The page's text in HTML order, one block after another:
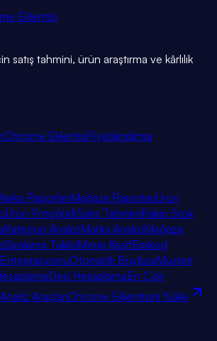
Eklentisi
satış tahmini, ürün araştırma ve kârlılık
Chrome EklentisiFiyatlandırma
RaporlarıMağaza RaporlarıÜrün
Ürün FotoğrafıSatış TahminiRakip Stok
Kategori AnaliziMarka AnaliziMağaza
Sıralama TakibiMega KeşifBarkod
Otomatik BuyboxMüşteri
Desi HesaplamaEn Çok
Analiz AraçlarıChrome Eklentisini Yükle